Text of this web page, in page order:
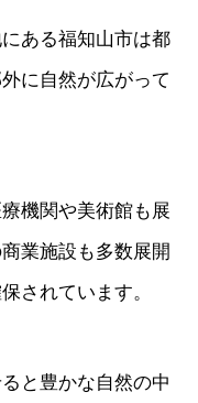
ある福知山市は都
に自然が広がって
機関や美術館も展
業施設も多数展開
されています。
と豊かな自然の中